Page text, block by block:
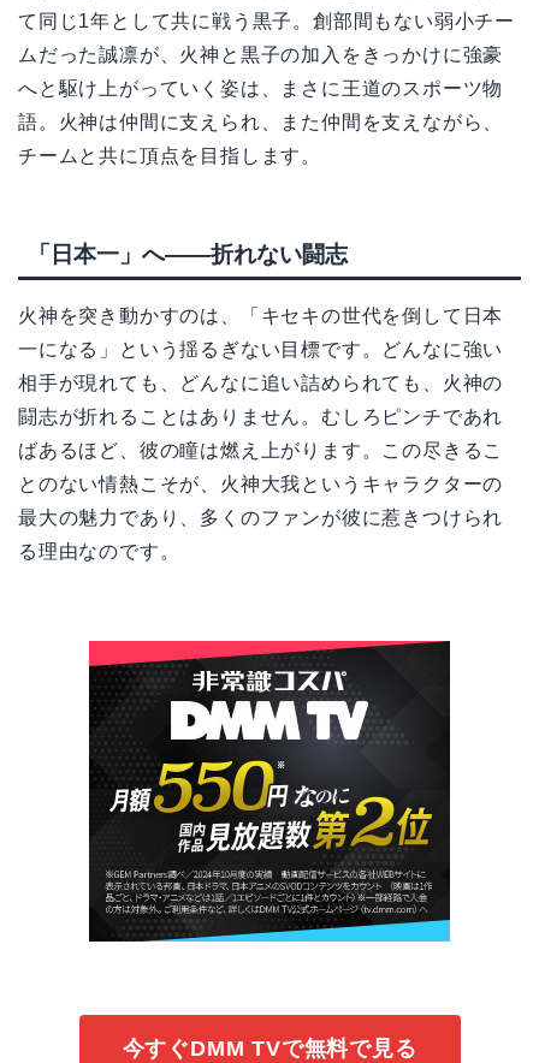
て同じ1年として共に戦う黒子。創部間もない弱小チー
ムだった誠凛が、火神と黒子の加入をきっかけに強豪
へと駆け上がっていく姿は、まさに王道のスポーツ物
語。火神は仲間に支えられ、また仲間を支えながら、
チームと共に頂点を目指します。
「日本一」へ——折れない闘志
火神を突き動かすのは、「キセキの世代を倒して日本
一になる」という揺るぎない目標です。どんなに強い
相手が現れても、どんなに追い詰められても、火神の
闘志が折れることはありません。むしろピンチであれ
ばあるほど、彼の瞳は燃え上がります。この尽きるこ
とのない情熱こそが、火神大我というキャラクターの
最大の魅力であり、多くのファンが彼に惹きつけられ
る理由なのです。
今すぐDMM TVで無料で見る